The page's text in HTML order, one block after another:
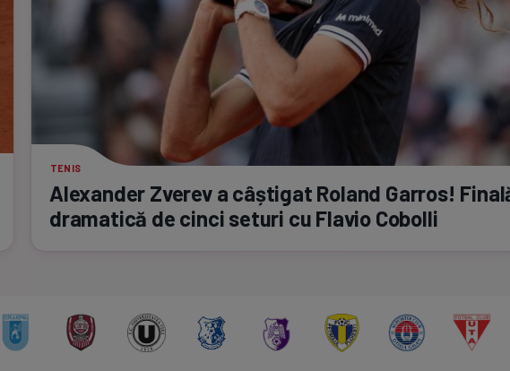
TENIS
Alexander Zverev a câștigat Roland Garros!
dramatică de cinci seturi cu Flavio Cobolli